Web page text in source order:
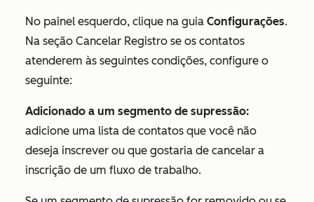
No painel esquerdo, clique na guia Configurações.
Na seção Cancelar Registro se os contatos
atenderem às seguintes condições, configure o
seguinte:
Adicionado a um segmento de supressão:
adicione uma lista de contatos que você não
deseja inscrever ou que gostaria de cancelar a
inscrição de um fluxo de trabalho.